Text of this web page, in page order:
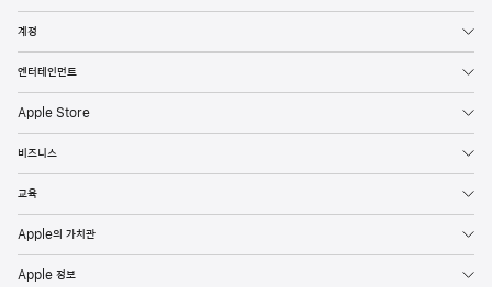
계정
엔터테인먼트
Apple Store
비즈니스
교육
Apple의 가치관
Apple 정보